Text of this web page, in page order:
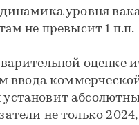
уровня
не превысит 1 п.п.
оценке
ввода
не только